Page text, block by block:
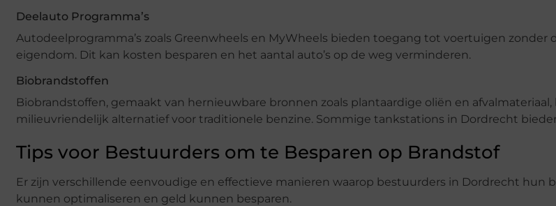
Deelauto Programma’s
Autodeelprogramma’s zoals Greenwheels en MyWheels bieden toegang tot voertuigen zonder
eigendom. Dit kan kosten besparen en het aantal auto’s op de weg verminderen.
Biobrandstoffen
Biobrandstoffen, gemaakt van hernieuwbare bronnen zoals plantaardige oliën en afvalmateriaal,
milieuvriendelijk alternatief voor traditionele benzine. Sommige tankstations in Dordrecht
Tips voor Bestuurders om te Besparen op Brandstof
Er zijn verschillende eenvoudige en effectieve manieren waarop bestuurders in Dordrecht hun
kunnen optimaliseren en geld kunnen besparen.